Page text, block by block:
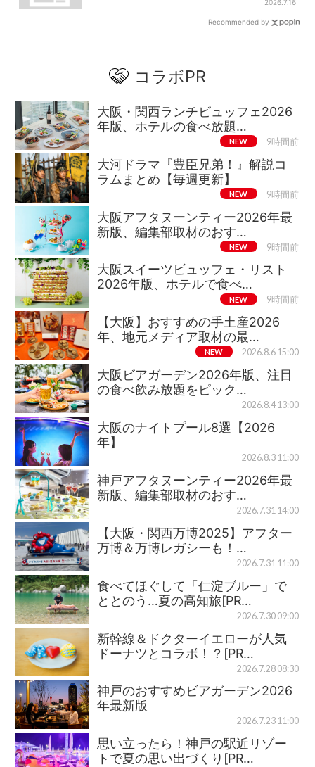
2026.7.16
Recommended by
コラボPR
大阪・関西ランチビュッフェ2026
年版、ホテルの食べ放題…
NEW 9時間前
大河ドラマ『豊臣兄弟！』解説コ
ラムまとめ【毎週更新】
NEW 9時間前
大阪アフタヌーンティー2026年最
新版、編集部取材のおす…
NEW 9時間前
大阪スイーツビュッフェ・リスト
2026年版、ホテルで食べ…
NEW 9時間前
【大阪】おすすめの手土産2026
年、地元メディア取材の最…
NEW 2026.8.6 15:00
大阪ビアガーデン2026年版、注目
の食べ飲み放題をピック…
2026.8.4 13:00
大阪のナイトプール8選【2026
年】
2026.8.3 11:00
神戸アフタヌーンティー2026年最
新版、編集部取材のおす…
2026.7.31 14:00
【大阪・関西万博2025】アフター
万博＆万博レガシーも！…
2026.7.31 11:00
食べてほぐして「仁淀ブルー」で
ととのう…夏の高知旅[PR…
2026.7.30 09:00
新幹線＆ドクターイエローが人気
ドーナツとコラボ！？[PR…
2026.7.28 08:30
神戸のおすすめビアガーデン2026
年最新版
2026.7.23 11:00
思い立ったら！神戸の駅近リゾー
トで夏の思い出づくり[PR…